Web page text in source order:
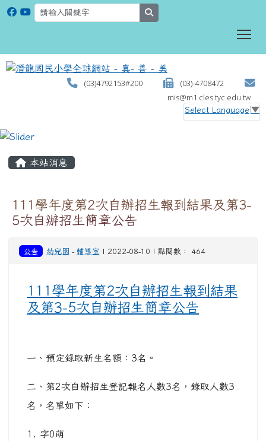
(03)4792153#200
(03)-4708472
mis@m1.cles.tyc.edu.tw
Select Language ▼
本站消息
111學年度第2次自辦招生報到結果及第3-
5次自辦招生簡章公告
公告 幼兒園 - 輔導室 | 2022-08-10 | 點閱數： 464
111學年度第2次自辦招生報到結果
及第3-5次自辦招生簡章公告
一、預定錄取新生名額：3名。
二、第2次自辦招生登記報名人數3名，錄取人數3
名，名單如下：
1. 字0萌